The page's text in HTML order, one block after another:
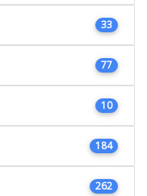
33
77
10
184
262